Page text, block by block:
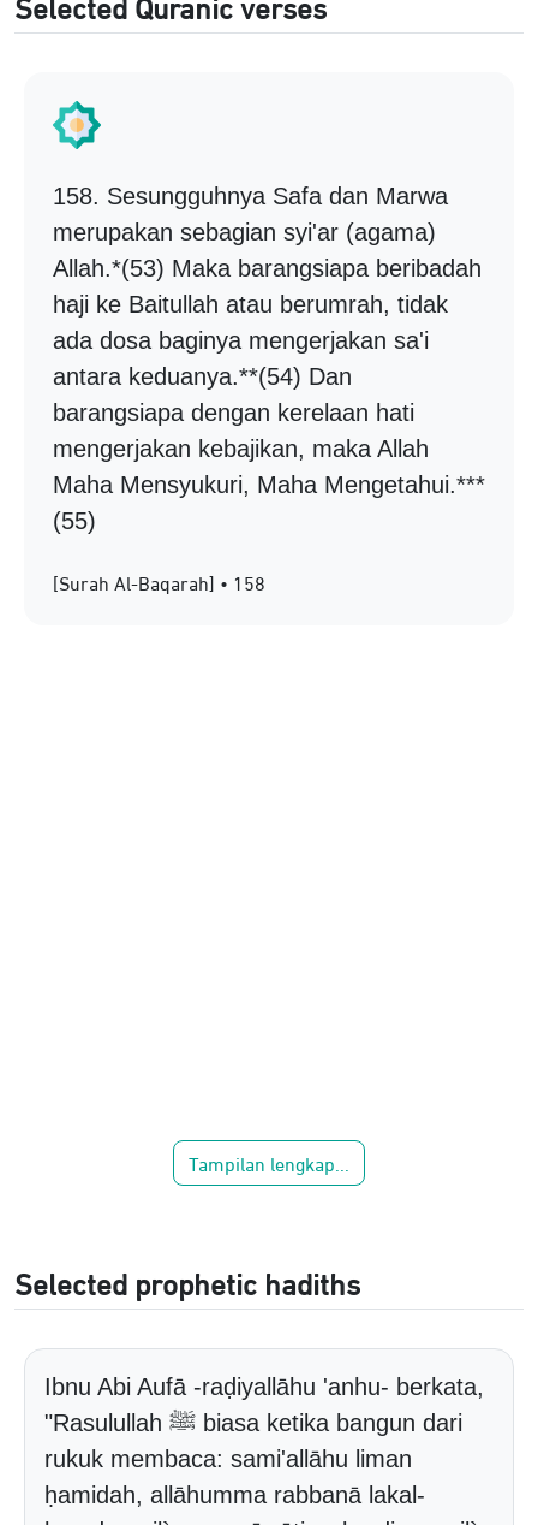
158. Sesungguhnya Safa dan Marwa
merupakan sebagian syi'ar (agama)
Allah.*(53) Maka barangsiapa beribadah
haji ke Baitullah atau berumrah, tidak
ada dosa baginya mengerjakan sa'i
antara keduanya.**(54) Dan
barangsiapa dengan kerelaan hati
mengerjakan kebajikan, maka Allah
Maha Mensyukuri, Maha Mengetahui.***
(55)
[Surah Al-Baqarah] • 158
Tampilan lengkap...
Selected prophetic hadiths
Ibnu Abi Aufā -raḍiyallāhu 'anhu- berkata,
"Rasulullah ﷺ biasa ketika bangun dari
rukuk membaca: sami'allāhu liman
ḥamidah, allāhumma rabbanā lakal-